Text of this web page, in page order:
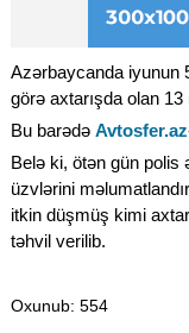
Azərbaycanda iyunun
görə axtarışda olan
Bu barədə Avtosfer.az
Belə ki, ötən gün polis
üzvlərini
itkin düşmüş kimi
təhvil verilib.
Oxunub: 554